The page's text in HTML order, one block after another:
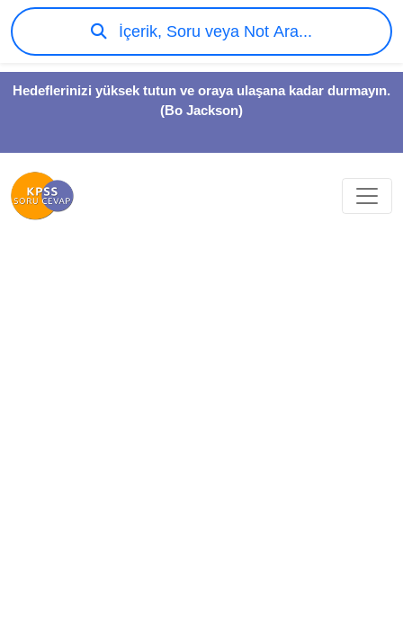
Hedeflerinizi yüksek tutun ve oraya ulaşana kadar durmayın.
(Bo Jackson)
İçerik, Soru veya Not Ara...